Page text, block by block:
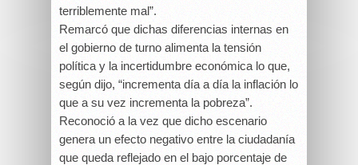
terriblemente mal”.
Remarcó que dichas diferencias internas en
el gobierno de turno alimenta la tensión
política y la incertidumbre económica lo que,
según dijo, “incrementa día a día la inflación lo
que a su vez incrementa la pobreza”.
Reconoció a la vez que dicho escenario
genera un efecto negativo entre la ciudadanía
que queda reflejado en el bajo porcentaje de